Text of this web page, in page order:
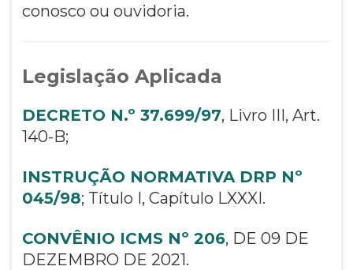
conosco ou ouvidoria.
Legislação Aplicada
DECRETO N.º 37.699/97, Livro III, Art.
140-B;
INSTRUÇÃO NORMATIVA DRP Nº
045/98; Título I, Capítulo LXXXI.
CONVÊNIO ICMS Nº 206, DE 09 DE
DEZEMBRO DE 2021.